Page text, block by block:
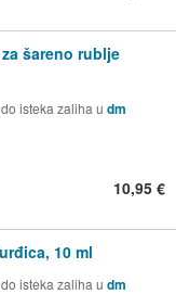
šareno rublje
isteka zaliha u dm
10,95 €
10 ml
isteka zaliha u dm